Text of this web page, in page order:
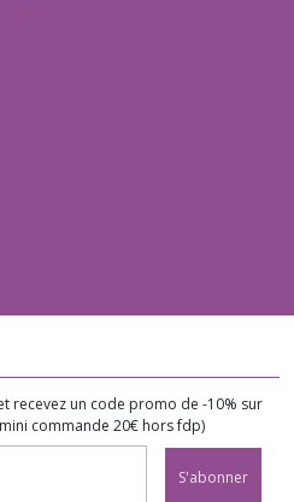
recevez un code promo de -10% sur
commande 20€ hors fdp)
S'abonner